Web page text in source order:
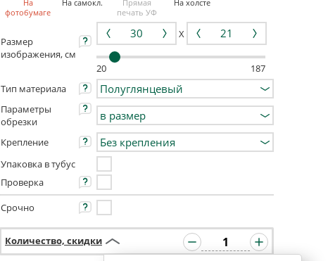
На
фотобумаге
На самокл.
Прямая
печать УФ
На холсте
Размер
изображения, см
X
20
187
Тип материала
Параметры
обрезки
Крепление
Упаковка в тубус
Проверка
Срочно
Количество, скидки